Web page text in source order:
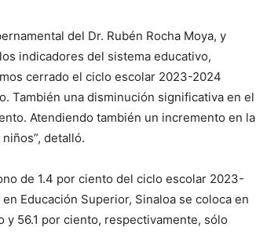
del Dr. Rubén Rocha Moya, y
indicadores del sistema educativo,
cerrado el ciclo escolar 2023-2024
También una disminución significativa en el
Atendiendo también un incremento en la
detalló.
de 1.4 por ciento del ciclo escolar 2023-
Educación Superior, Sinaloa se coloca en
56.1 por ciento, respectivamente, sólo